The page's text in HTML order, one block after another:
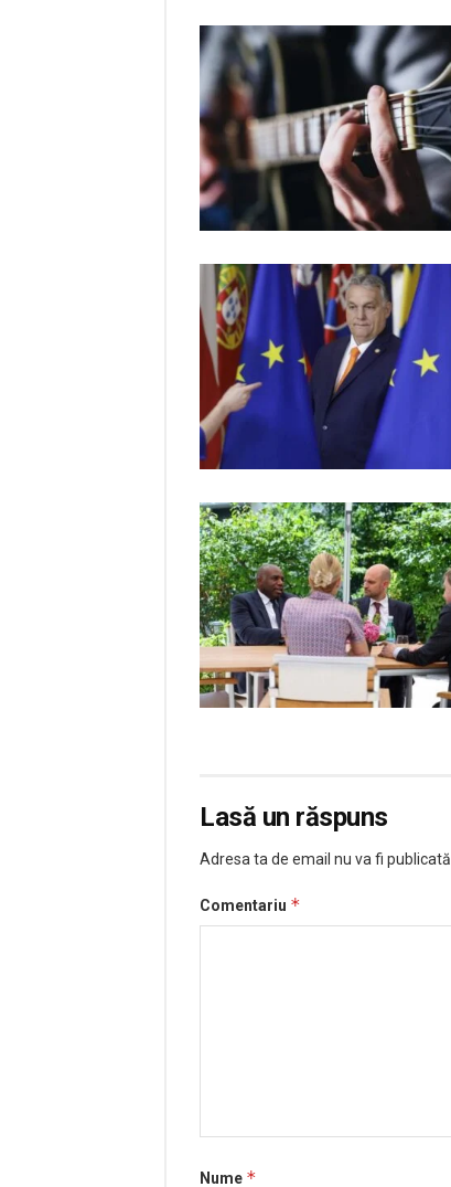
Lasă un răspuns
Adresa ta de email nu va fi publicată.
Comentariu *
Nume *